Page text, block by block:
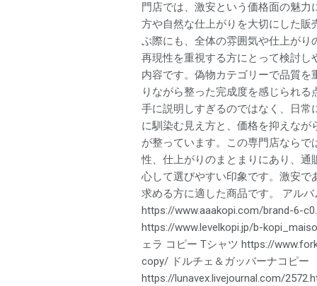
門店では、激安という価格面の魅力
方や自然な仕上がりを大切にした販
ぶ際にも、全体の雰囲気や仕上がり
再現性を重視する方にとって検討し
内容です。偽物カテゴリーで品質
りながら整った完成度を感じられ
手に説明しすぎるのではなく、日常
に馴染む見え方と、価格を抑えな
が整っています。この専門店ならで
性、仕上がりのまとまりにあり、通
心して選びやすい印象です。激安で
求める方に適した商品です。 アルバ
https://www.aaakopi.com/brand-6-
https://www.levelkopi.jp/b-
ェラ コピー Tシャツ https://
copy/ ドルチェ＆ガッバーナコピー
https://lunavex.livejournal.com/